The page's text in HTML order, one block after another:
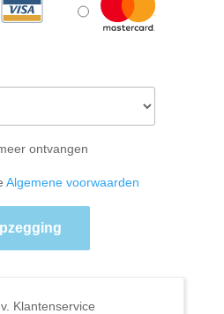
ontvangen
Algemene voorwaarden
Klantenservice